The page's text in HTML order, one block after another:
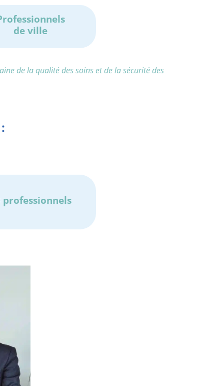
de ville
de la qualité des soins et de la sécurité des
professionnels